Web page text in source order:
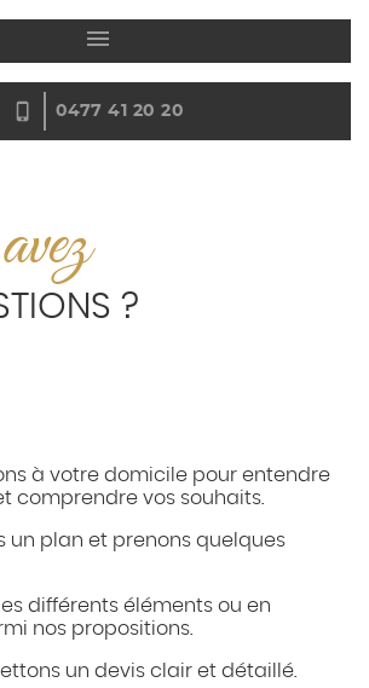
0477 41 20 20
?
à votre domicile pour entendre
comprendre vos souhaits.
un plan et prenons quelques
différents éléments ou en
nos propositions.
un devis clair et détaillé.